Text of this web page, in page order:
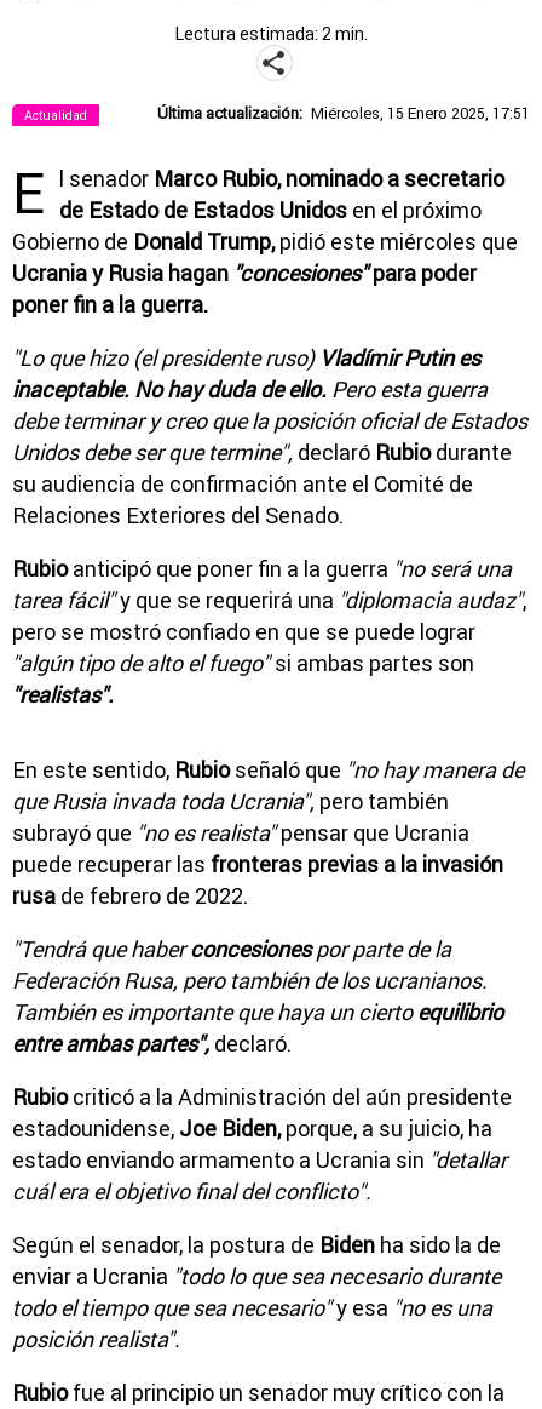
Lectura estimada: 2 min.
Actualidad Última actualización: Miércoles, 15 Enero 2025, 17:51
E l senador Marco Rubio, nominado a secretario
de Estado de Estados Unidos en el próximo
Gobierno de Donald Trump,pidió este miércoles que
Ucrania y Rusia hagan "concesiones"para poder
poner fin a la guerra.
"Lo que hizo (el presidente ruso) Vladímir Putin es
inaceptable. No hay duda de ello. Pero esta guerra
debe terminar y creo que la posición oficial de Estados
Unidos debe ser que termine", declaró Rubiodurante
su audiencia de confirmación ante el Comité de
Relaciones Exteriores del Senado.
Rubioanticipó que poner fin a la guerra "no será una
tarea fácil"y que se requerirá una "diplomacia audaz",
pero se mostró confiado en que se puede lograr
"algún tipo de alto el fuego"si ambas partes son
"realistas".
En este sentido, Rubioseñaló que "no hay manera de
que Rusia invada toda Ucrania", pero también
subrayó que "no es realista"pensar que Ucrania
puede recuperar las fronteras previas a la invasión
rusa de febrero de 2022.
"Tendrá que haberconcesionespor parte de la
Federación Rusa, pero también de los ucranianos.
También es importante que haya un ciertoequilibrio
entre ambas partes", declaró.
Rubiocriticó a la Administración del aún presidente
estadounidense, Joe Biden,porque, a su juicio, ha
estado enviando armamento a Ucrania sin "detallar
cuál era el objetivo final del conflicto".
Según el senador, la postura de Biden ha sido la de
enviar a Ucrania "todo lo que sea necesario durante
todo el tiempo que sea necesario"y esa "no es una
posición realista".
Rubiofue al principio un senador muy crítico con la